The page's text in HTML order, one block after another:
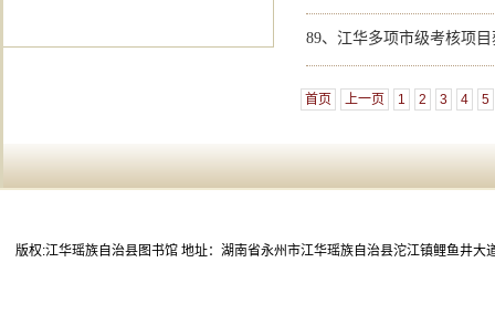
89、 江华多项市级考核项
首页 上一页 1 2 3 4 5
版权:江华瑶族自治县图书馆 地址：湖南省永州市江华瑶族自治县沱江镇鲤鱼井